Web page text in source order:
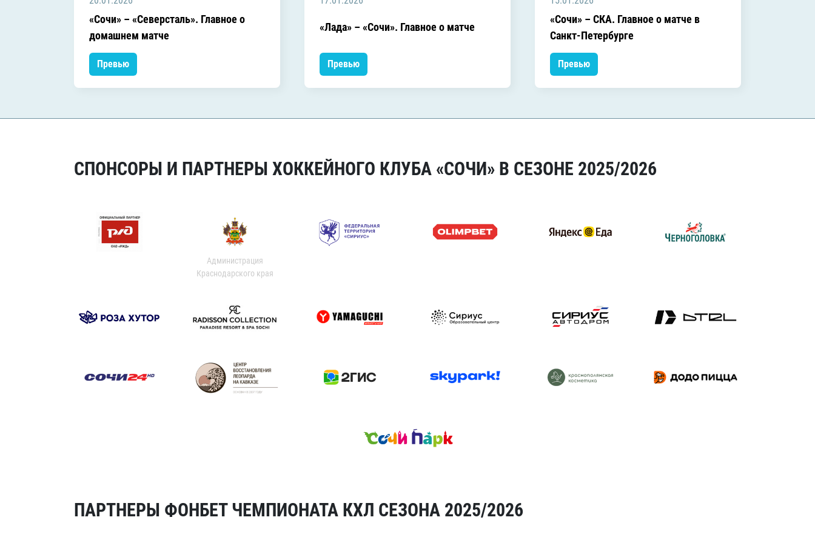
«Сочи» – «Северсталь». Главное о
домашнем матче
Превью
«Лада» – «Сочи». Главное о матче
Превью
«Сочи» – СКА. Главное о матче в
Санкт-Петербурге
Превью
СПОНСОРЫ И ПАРТНЕРЫ ХОККЕЙНОГО КЛУБА «СОЧИ» В СЕЗОНЕ 2025/2026
Администрация
Краснодарского края
ПАРТНЕРЫ ФОНБЕТ ЧЕМПИОНАТА КХЛ СЕЗОНА 2025/2026